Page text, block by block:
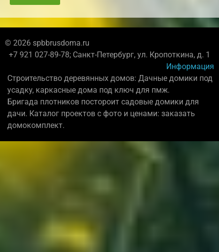
© 2026 spbbrusdoma.ru
+7 921 027-89-78; Санкт-Петербург, ул. Кропоткина, д. 1
Информация
Строительство деревянных домов: Дачные домики под
усадку, каркасные дома под ключ для пмж.
Бригада плотников постороит садовые домики для
дачи. Каталог проектов с фото и ценами: заказать
домокомплект.